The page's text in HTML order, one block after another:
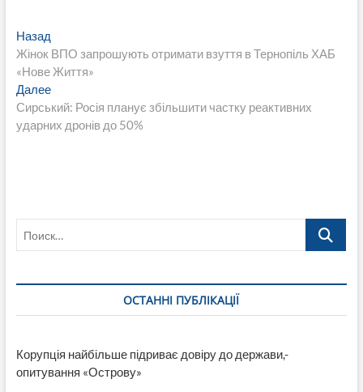
Навигация
по
записям
НазадПредыдущая
запись:
Жінок ВПО запрошують отримати взуття в Тернопіль ХАБ
«Нове Життя»
ДалееСледующая
запись:
Сирський: Росія планує збільшити частку реактивних
ударних дронів до 50%
Поиск…
ОСТАННІ ПУБЛІКАЦІЇ
Корупція найбільше підриває довіру до держави,-
опитування «Острову»